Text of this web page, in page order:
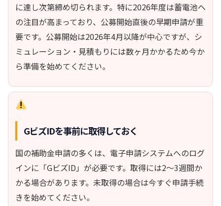
に達し次第締め切られます。特に2026年度は蓄電池へ
の注目が高まっており、公募開始直後の早期申請が重
要です。公募開始は2026年4月以降が中心ですが、シ
ミュレーション・見積もりには数ヶ月かかるため今か
ら準備を始めてください。
GビズIDを事前に取得しておく
国の補助金申請の多くは、電子申請システムへのログ
インに「GビズID」が必要です。取得には2〜3週間か
かる場合があります。未取得の場合は今すぐ申請手続
きを始めてください。